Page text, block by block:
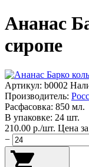
Ананас
сиропе
Артикул: b0002
Производитель:
Расфасовка: 850 мл.
В упаковке: 24 шт.
210.00 p./шт. Цена
−